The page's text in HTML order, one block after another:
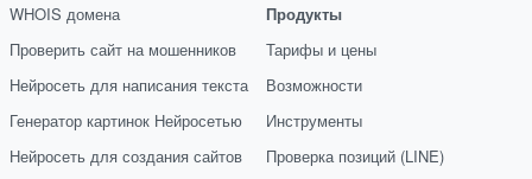
WHOIS домена
Проверить сайт на мошенников
Нейросеть для написания текста
Генератор картинок Нейросетью
Нейросеть для создания сайтов
Продукты
Тарифы и цены
Возможности
Инструменты
Проверка позиций (LINE)